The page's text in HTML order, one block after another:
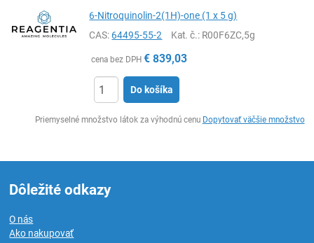
6-Nitroquinolin-2(1H)-one (1 x 5 g)
CAS:64495-55-2 Kat. č.: R00F6ZC,5g
cena bez DPH € 839,03
Do košíka
Priemyselné množstvo látok za výhodnú cenu Dopytovať väčšie množstvo
Dôležité odkazy
O nás
Ako nakupovať